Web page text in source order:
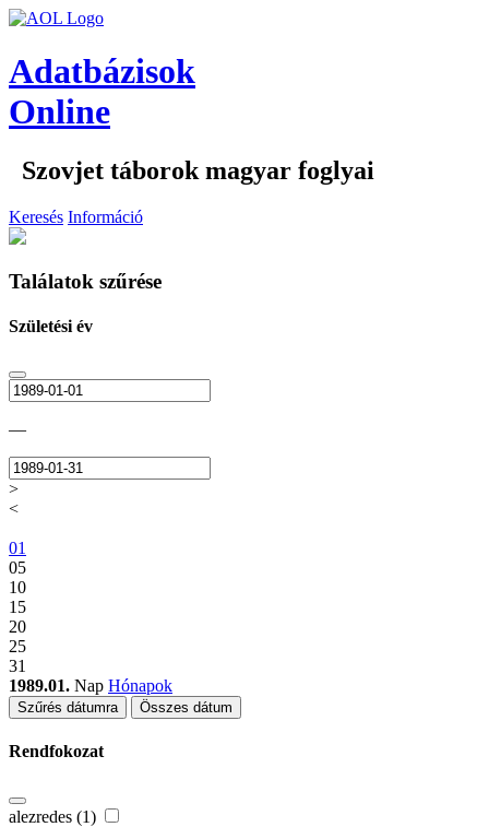
Adatbázisok
Online
Szovjet táborok magyar foglyai
Keresés Információ
Találatok szűrése
Születési év
—
>
<
01
05
10
15
20
25
31
1989.01. Nap Hónapok
Szűrés dátumra Összes dátum
Rendfokozat
alezredes (1)